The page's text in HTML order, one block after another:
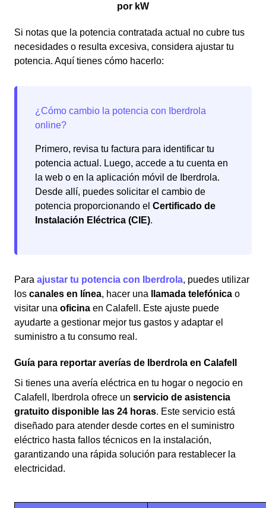
por kW
Si notas que la potencia contratada actual no cubre tus
necesidades o resulta excesiva, considera ajustar tu
potencia. Aquí tienes cómo hacerlo:
Primero, revisa tu factura para identificar tu
potencia actual. Luego, accede a tu cuenta en
la web o en la aplicación móvil de Iberdrola.
Desde allí, puedes solicitar el cambio de
potencia proporcionando el Certificado de
Instalación Eléctrica (CIE).
Para ajustar tu potencia con Iberdrola, puedes utilizar
los canales en línea, hacer una llamada telefónica o
visitar una oficina en Calafell. Este ajuste puede
ayudarte a gestionar mejor tus gastos y adaptar el
suministro a tu consumo real.
Guía para reportar averías de Iberdrola en Calafell
Si tienes una avería eléctrica en tu hogar o negocio en
Calafell, Iberdrola ofrece un servicio de asistencia
gratuito disponible las 24 horas. Este servicio está
diseñado para atender desde cortes en el suministro
eléctrico hasta fallos técnicos en la instalación,
garantizando una rápida solución para restablecer la
electricidad.